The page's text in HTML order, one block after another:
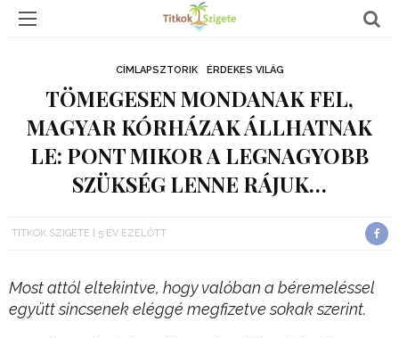
CÍMLAPSZTORIK ÉRDEKES VILÁG
TÖMEGESEN MONDANAK FEL,
MAGYAR KÓRHÁZAK ÁLLHATNAK
LE: PONT MIKOR A LEGNAGYOBB
SZÜKSÉG LENNE RÁJUK…
TITKOK SZIGETE 5 ÉV EZELŐTT
Most attól eltekintve, hogy valóban a béremeléssel
együtt sincsenek eléggé megfizetve sokak szerint.